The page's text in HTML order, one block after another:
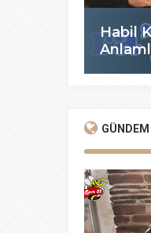
Habil
GÜNDEM